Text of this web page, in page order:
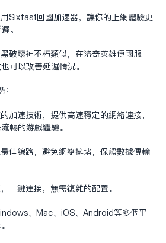
Sixfast回国加速器，让你的上网体验更
。
破坏神不朽类似，在洛奇英雄传国服
可以改善延迟情况。
加速技术，提供高速稳定的网络连接，
畅的游戏体验。
佳线路，避免网络拥堵，保证数据传输
一键连接，无需复杂的配置。
、Mac、iOS、Android等多个平